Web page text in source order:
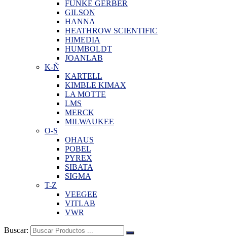
FUNKE GERBER
GILSON
HANNA
HEATHROW SCIENTIFIC
HIMEDIA
HUMBOLDT
JOANLAB
K-Ñ
KARTELL
KIMBLE KIMAX
LA MOTTE
LMS
MERCK
MILWAUKEE
O-S
OHAUS
POBEL
PYREX
SIBATA
SIGMA
T-Z
VEEGEE
VITLAB
VWR
Buscar: